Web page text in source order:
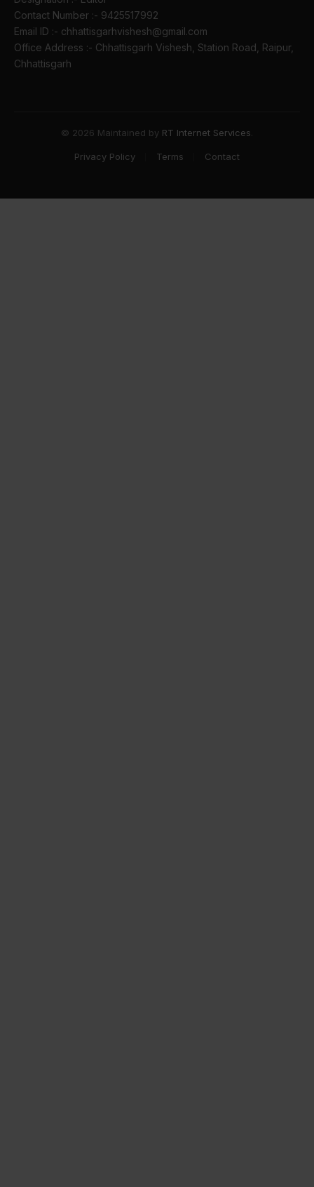
Contact Number :- 9425517992
Email ID :- chhattisgarhvishesh@gmail.com
Office Address :- Chhattisgarh Vishesh, Station Road, Raipur,
Chhattisgarh
© 2026 Maintained by RT Internet Services
Privacy Policy Terms Contact